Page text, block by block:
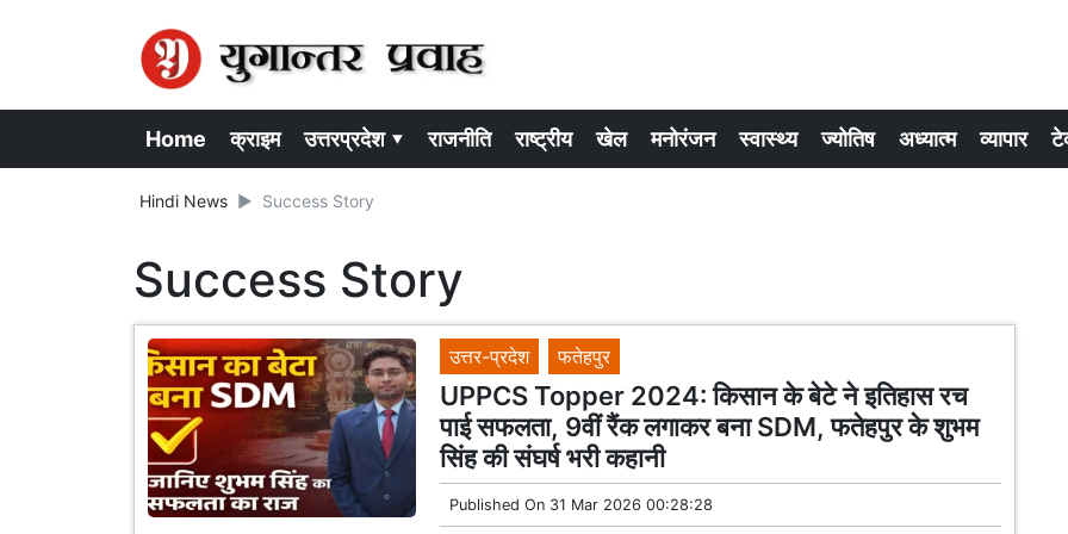
Home क्राइम उत्तरप्रदेश ▾ राजनीति राष्ट्रीय खेल मनोरंजन स्वास्थ्य ज्योतिष अध्यात्म व्यापार
Hindi News Success Story
Success Story
उत्तर-प्रदेश फतेहपुर
UPPCS Topper 2024: किसान के बेटे ने इतिहास रच
पाई सफलता, 9वीं रैंक लगाकर बना SDM, फतेहपुर के शुभम
सिंह की संघर्ष भरी कहानी
Published On 31 Mar 2026 00:28:28